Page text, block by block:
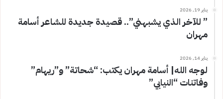
يناير 19, 2026
” للآخر الذي يشبهني”.. قصيدة جديدة للشاعر أسامة
مهران
يناير 14, 2026
لوجه الله| أسامة مهران يكتب: “شحاتة” و”ريهام”
وفاتنات “النيابي”